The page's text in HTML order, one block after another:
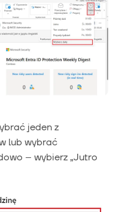
jeden z
lub wybrać
– wybierz „Jutro